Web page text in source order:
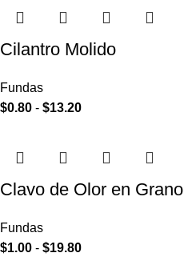
Cilantro Molido
Fundas
$0.80 - $13.20
Clavo de Olor en Grano
Fundas
$1.00 - $19.80